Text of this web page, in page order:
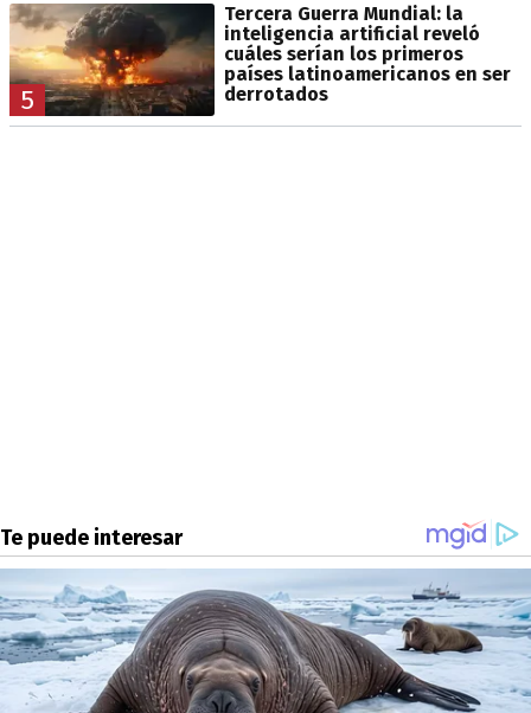
5
Tercera Guerra Mundial: la
inteligencia artificial reveló
cuáles serían los primeros
países latinoamericanos en ser
derrotados